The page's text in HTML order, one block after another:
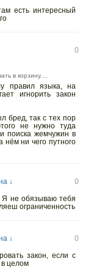
есть интересный
0
в корзину....
правил языка, на
игнорить закон
бред, так с тех пор
не нужно туда
поиска жемчужин в
нём ни чего путного
↓
0
Я не обязываю тебя
ограниченность
↓
0
закон, если с
целом